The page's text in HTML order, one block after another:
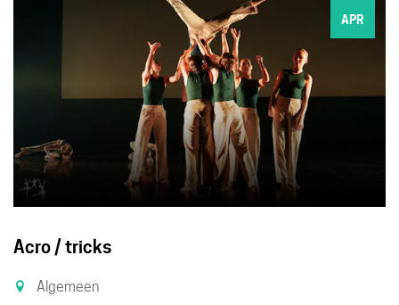
APR
Acro / tricks
Algemeen